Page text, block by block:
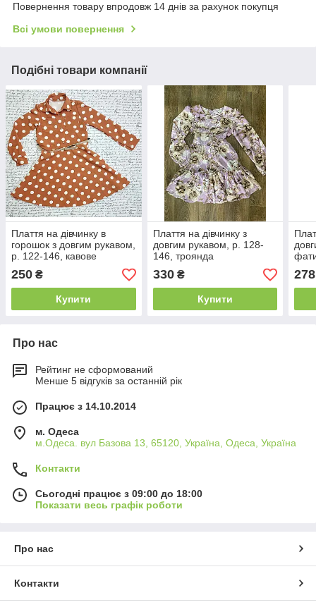
Повернення товару впродовж 14 днів за рахунок покупця
Всі умови повернення
Подібні товари компанії
Плаття на дівчинку в
горошок з довгим рукавом,
р. 122-146, кавове
250 ₴
Купити
Плаття на дівчинку з
довгим рукавом, р. 128-
146, троянда
330₴
Купити
278
Про нас
Рейтинг не сформований
Менше 5 відгуків за останній рік
Працює з 14.10.2014
м. Одеса
м.Одеса. вул Базова 13, 65120, Україна, Одеса, Україна
Контакти
Сьогодні працює з 09:00 до 18:00
Показати весь графік роботи
Про нас
Контакти